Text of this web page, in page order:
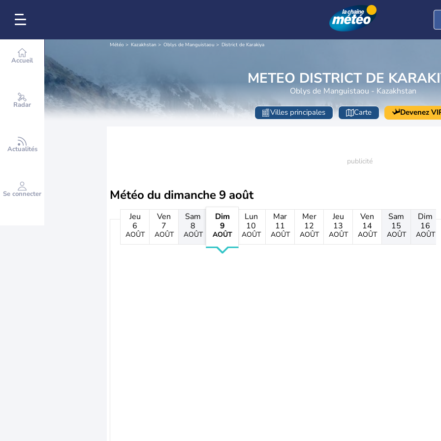
Accueil
Radar
Actualités
Se connecter
Météo Kazakhstan Oblys de Manguistaou District de Karakiya
METEO DISTRICT DE
Oblys de Manguistaou - Kazakhstan
Villes principales Carte Devenez
Météo du dimanche 9 août
Jeu
6
AOÛT
Ven
7
AOÛT
Sam
8
AOÛT
Dim
9
AOÛT
Lun
10
AOÛT
Mar
11
AOÛT
Mer
12
AOÛT
Jeu
13
AOÛT
Ven
14
AOÛT
Sam
15
AOÛT
Dim
16
AOÛT